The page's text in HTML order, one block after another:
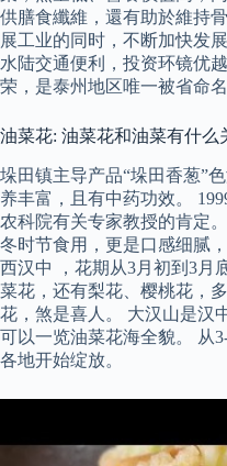
供膳食纖維，還有助於維持
展工业的同时，不断加快发
水陆交通便利，投资环镜优
荣，是泰州地区唯一被省命名
油菜花: 油菜花和油菜有什么
垛田镇主导产品“垛田香葱”
养丰富，且有中药功效。
农科院有关专家教授的肯定
冬时节食用，更是口感细腻
西汉中 ，花期从3月初到3月
菜花，还有梨花、樱桃花，
花，煞是喜人。 大汉山是汉
可以一览油菜花海全貌。 从
各地开始绽放。